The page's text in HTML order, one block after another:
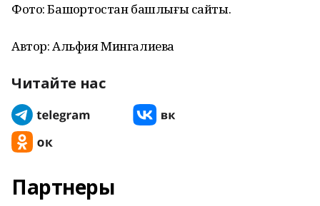
Фото: Башҡортостан башлығы сайты.
Автор: Альфия Мингалиева
Читайте нас
Партнеры